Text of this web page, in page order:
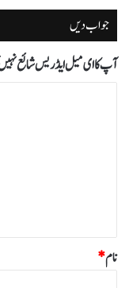
جواب دیں
آپ کا ای میل ایڈریس شائع
نام*